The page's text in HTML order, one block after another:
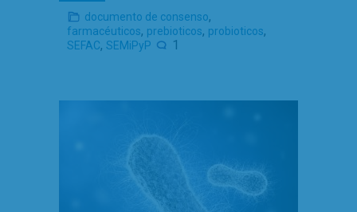
documento de consenso,
farmacéuticos, prebioticos, probioticos,
SEFAC, SEMiPyP 1